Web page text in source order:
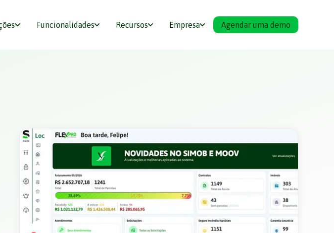
Funcionalidades Recursos Empresa Agendar uma demo